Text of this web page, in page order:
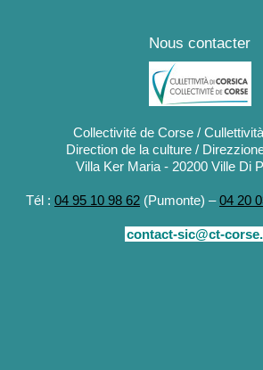
Nous contacter
Collectivité de Corse /
Direction de la culture /
Villa Ker Maria - 20200 Ville Di
Tél : 04 95 10 98 62 (Pumonte) –04 20
contact-sic@ct-